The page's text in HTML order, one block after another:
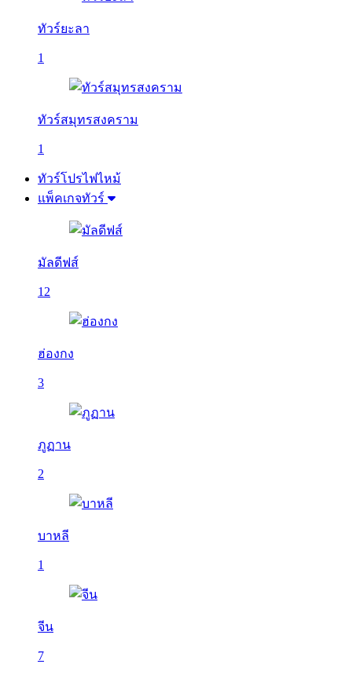
ทัวร์ยะลา
1
ทัวร์สมุทรสงคราม
1
ทัวร์โปรไฟไหม้
แพ็คเกจทัวร์
มัลดีฟส์
12
ฮ่องกง
3
ภูฏาน
2
บาหลี
1
จีน
7